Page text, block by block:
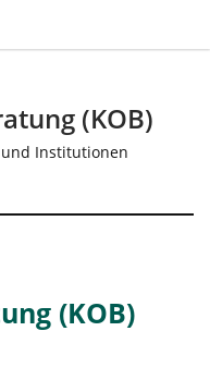
(KOB)
und Institutionen
(KOB)